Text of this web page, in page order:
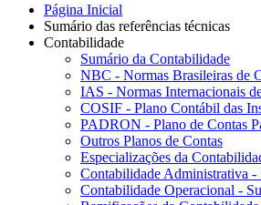
Página Inicial
Sumário das referências técnicas
Contabilidade
Sumário da Contabilidade
NBC - Normas Brasileiras de
IAS - Normas Internacionais
COSIF - Plano Contábil das
PADRON - Plano de Contas
Outros Planos de Contas
Especializações da
Contabilidade Administrativa -
Contabilidade Operacional -